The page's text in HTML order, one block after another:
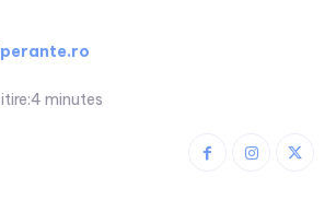
4 minutes